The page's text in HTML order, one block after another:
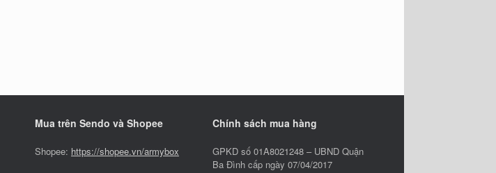
Mua trên Sendo và Shopee
Shopee: https://shopee.vn/armybox
Chính sách mua hàng
GPKD số 01A8021248 – UBND Quận
Ba Đình cấp ngày 07/04/2017